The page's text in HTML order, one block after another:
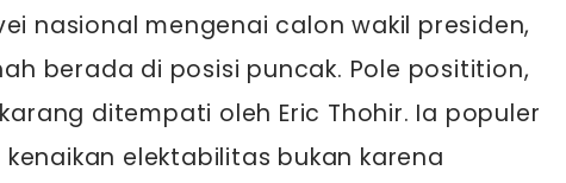
nasional mengenai calon wakil presiden,
berada di posisi puncak. Pole positition,
ditempati oleh Eric Thohir. Ia populer
elektabilitas bukan karena